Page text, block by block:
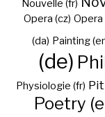
Nouvelle (fr)
Opera (cz) Opera
(da) Painting
(de)
Physiologie (fr)
Poetry